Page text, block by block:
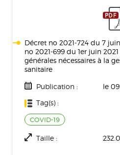
Décret no 2021-724 du 7
no 2021-699 du 1er juin
générales nécessaires à la
sanitaire
Publication :
le
Tag(s) :
COVID-19
Taille :